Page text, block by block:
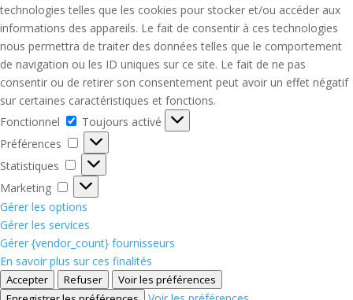
technologies telles que les cookies pour stocker et/ou accéder aux
informations des appareils. Le fait de consentir à ces technologies
nous permettra de traiter des données telles que le comportement
de navigation ou les ID uniques sur ce site. Le fait de ne pas
consentir ou de retirer son consentement peut avoir un effet négatif
sur certaines caractéristiques et fonctions.
Fonctionnel
Fonctionnel
Toujours activé
Préférences
Préférences
Statistiques
Statistiques
Marketing
Marketing
Gérer les options
Gérer les services
Gérer {vendor_count} fournisseurs
En savoir plus sur ces finalités
Accepter Refuser
Voir les préférences